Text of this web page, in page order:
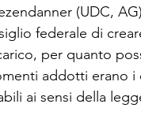
(UDC,
federale di
per quanto
addotti erano
ai sensi della